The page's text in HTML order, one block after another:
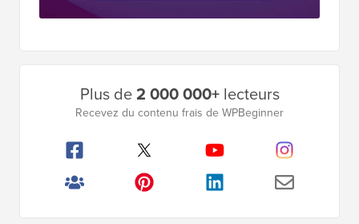
Plus de2 000 000+lecteurs
Recevez du contenu frais de WPBeginner